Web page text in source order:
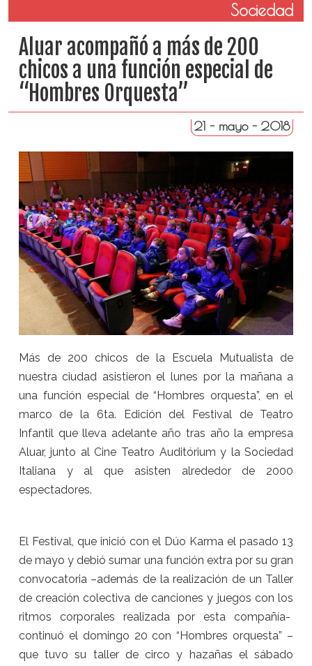
Sociedad
Aluar acompañó a más de 200
chicos a una función especial de
“Hombres Orquesta”
21 - mayo - 2018
Más de 200 chicos de la Escuela Mutualista de
nuestra ciudad asistieron el lunes por la mañana a
una función especial de “Hombres orquesta”, en el
marco de la 6ta. Edición del Festival de Teatro
Infantil que lleva adelante año tras año la empresa
Aluar, junto al Cine Teatro Auditórium y la Sociedad
Italiana y al que asisten alrededor de 2000
espectadores.
El Festival, que inició con el Dúo Karma el pasado 13
de mayo y debió sumar una función extra por su gran
convocatoria –además de la realización de un Taller
de creación colectiva de canciones y juegos con los
ritmos corporales realizada por esta compañía-
continuó el domingo 20 con “Hombres orquesta” –
que tuvo su taller de circo y hazañas el sábado